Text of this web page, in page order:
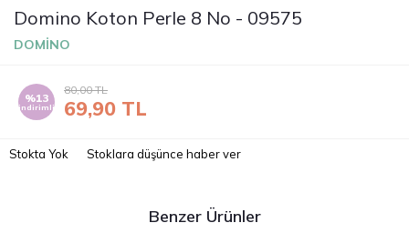
Domino Koton Perle 8 No - 09575
DOMİNO
%13
indirimli 69,90 TL
80,00TL
Stokta Yok Stoklara düşünce haber ver
Benzer Ürünler